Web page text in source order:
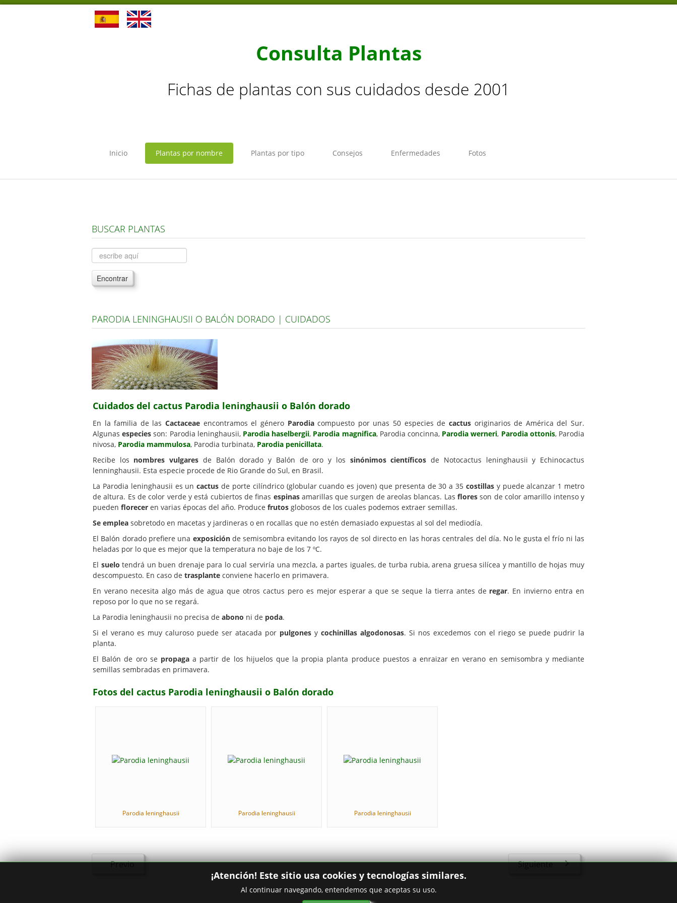
Consulta Plantas
Fichas de plantas con sus cuidados desde 2001
Inicio Plantas por nombre Plantas por tipo Consejos Enfermedades Fotos
BUSCAR PLANTAS
Encontrar
PARODIA LENINGHAUSII O BALÓN DORADO | CUIDADOS
Cuidados del cactus Parodia leninghausii o Balón dorado
En la familia de lasCactaceae encontramos el género Parodiacompuesto por unas 50 especies de cactusoriginarios de América del Sur.
Algunasespecies son: Parodia leninghausii, Parodia haselbergii, Parodia magnifica, Parodia concinna, Parodia werneri, Parodia ottonis, Parodia
nivosa, Parodia mammulosa, Parodia turbinata, Parodia penicillata.
Recibe los nombres vulgares de Balón dorado y Balón de oro y los sinónimos científicos de Notocactus leninghausii y Echinocactus
lenninghausii. Esta especie procede de Rio Grande do Sul, en Brasil.
La Parodia leninghausii es uncactus de porte cilíndrico (globular cuando es joven) que presenta de 30 a 35 costillasy puede alcanzar 1 metro
de altura. Es de color verde y está cubiertos de finas espinasamarillas que surgen de areolas blancas. Lasflores son de color amarillo intenso y
pueden florecer en varias épocas del año. Produce frutos globosos de los cuales podemos extraer semillas.
Se emplea sobretodo en macetas y jardineras o en rocallas que no estén demasiado expuestas al sol del mediodía.
El Balón dorado prefiere una exposiciónde semisombra evitando los rayos de sol directo en las horas centrales del día. No le gusta el frío ni las
heladas por lo que es mejor que la temperatura no baje de los 7 ºC.
El suelo tendrá un buen drenaje para lo cual serviría una mezcla, a partes iguales, de turba rubia, arena gruesa silícea y mantillo de hojas muy
descompuesto. En caso de trasplante conviene hacerlo en primavera.
En verano necesita algo más de agua que otros cactus pero es mejor esperar a que se seque la tierra antes de regar. En invierno entra en
reposo por lo que no se regará.
La Parodia leninghausii no precisa de abono ni de poda.
Si el verano es muy caluroso puede ser atacada por pulgones y cochinillas algodonosas. Si nos excedemos con el riego se puede pudrir la
planta.
El Balón de oro se propagaa partir de los hijuelos que la propia planta produce puestos a enraizar en verano en semisombra y mediante
semillas sembradas en primavera.
Fotos del cactus Parodia leninghausii o Balón dorado
Parodia leninghausii Parodia leninghausii Parodia leninghausii
Previo Siguiente
¡Atención! Este sitio usa cookies y tecnologías similares.
Al continuar navegando, entendemos que aceptas su uso.